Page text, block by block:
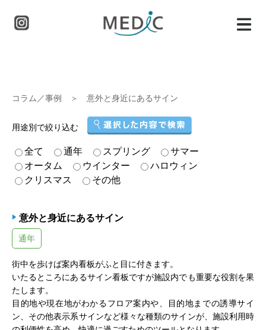
コラム／事例 ＞ 意外と身近にあるサイン
用途別で絞り込む
全て 通年 スプリング
サマー
オータム
ウインター
ハロウィン
クリスマス
その他
意外と身近にあるサイン
通年
街中を歩けば案内看板がふと目に付きます。
いたるところにあるサイン看板ですが施設内でも重要な役割を果
たします。
目的地や現在地がわかるフロア案内や、目的地までの誘導サイ
ン、その他表示系サインなど様々な種類のサインが、施設利用時